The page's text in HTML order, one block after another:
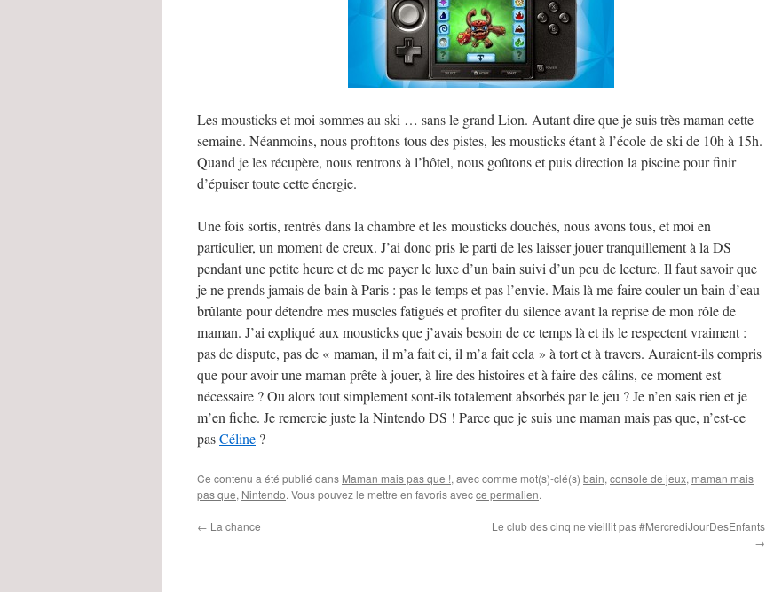
Les mousticks et moi sommes au ski … sans le grand Lion. Autant dire que je suis très maman cette
semaine. Néanmoins, nous profitons tous des pistes, les mousticks étant à l’école de ski de 10h à 15h.
Quand je les récupère, nous rentrons à l’hôtel, nous goûtons et puis direction la piscine pour finir
d’épuiser toute cette énergie.
Une fois sortis, rentrés dans la chambre et les mousticks douchés, nous avons tous, et moi en
particulier, un moment de creux. J’ai donc pris le parti de les laisser jouer tranquillement à la DS
pendant une petite heure et de me payer le luxe d’un bain suivi d’un peu de lecture. Il faut savoir que
je ne prends jamais de bain à Paris : pas le temps et pas l’envie. Mais là me faire couler un bain d’eau
brûlante pour détendre mes muscles fatigués et profiter du silence avant la reprise de mon rôle de
maman. J’ai expliqué aux mousticks que j’avais besoin de ce temps là et ils le respectent vraiment :
pas de dispute, pas de « maman, il m’a fait ci, il m’a fait cela » à tort et à travers. Auraient-ils compris
que pour avoir une maman prête à jouer, à lire des histoires et à faire des câlins, ce moment est
nécessaire ? Ou alors tout simplement sont-ils totalement absorbés par le jeu ? Je n’en sais rien et je
m’en fiche. Je remercie juste la Nintendo DS ! Parce que je suis une maman mais pas que, n’est-ce
pasCéline ?
Ce contenu a été publié dans Maman mais pas que !, avec comme mot(s)-clé(s) bain, console de jeux, maman mais
pas que, Nintendo. Vous pouvez le mettre en favoris avecce permalien.
← La chance
Le club des cinq ne vieillit pas #MercrediJourDesEnfants
→